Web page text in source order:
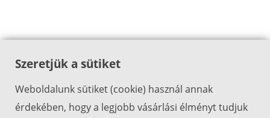
Szeretjük a sütiket
Weboldalunk sütiket (cookie) használ annak
érdekében, hogy a legjobb vásárlási élményt tudjuk